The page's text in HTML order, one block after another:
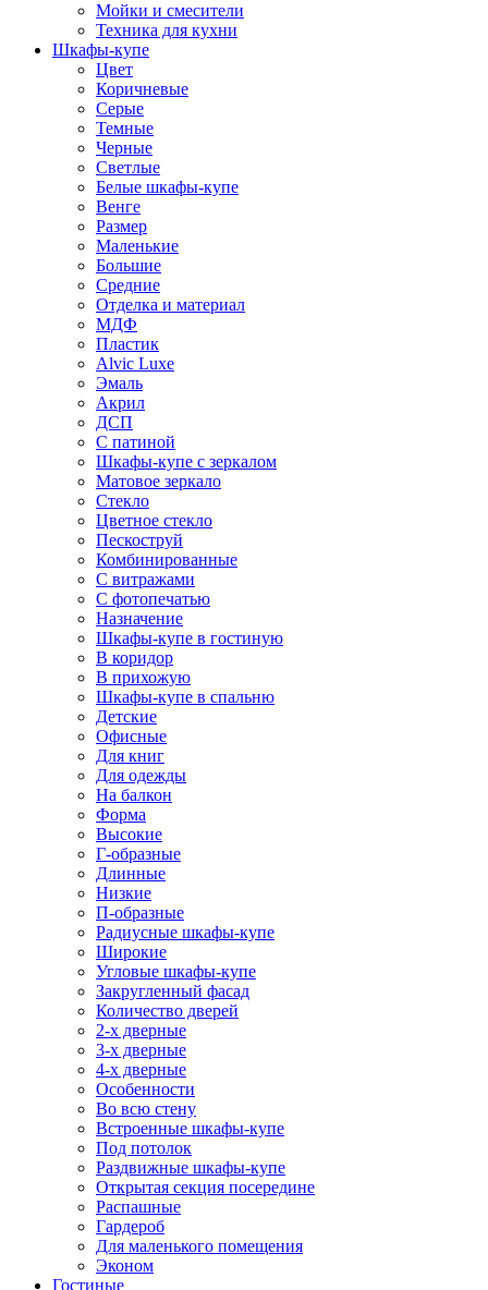
Мойки и смесители
Техника для кухни
Шкафы-купе
Цвет
Коричневые
Серые
Темные
Черные
Светлые
Белые шкафы-купе
Венге
Размер
Маленькие
Большие
Средние
Отделка и материал
МДФ
Пластик
Alvic Luxe
Эмаль
Акрил
ДСП
С патиной
Шкафы-купе с зеркалом
Матовое зеркало
Стекло
Цветное стекло
Пескоструй
Комбинированные
С витражами
С фотопечатью
Назначение
Шкафы-купе в гостиную
В коридор
В прихожую
Шкафы-купе в спальню
Детские
Офисные
Для книг
Для одежды
На балкон
Форма
Высокие
Г-образные
Длинные
Низкие
П-образные
Радиусные шкафы-купе
Широкие
Угловые шкафы-купе
Закругленный фасад
Количество дверей
2-х дверные
3-х дверные
4-х дверные
Особенности
Во всю стену
Встроенные шкафы-купе
Под потолок
Раздвижные шкафы-купе
Открытая секция посередине
Распашные
Гардероб
Для маленького помещения
Эконом
Гостиные